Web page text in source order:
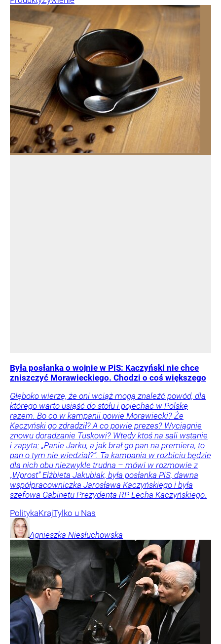
Była posłanka o wojnie w PiS: Kaczyński nie chce
zniszczyć Morawieckiego. Chodzi o coś większego
Głęboko wierzę, że oni wciąż mogą znaleźć powód, dla
którego warto usiąść do stołu i pojechać w Polskę
razem. Bo co w kampanii powie Morawiecki? Że
Kaczyński go zdradził? A co powie prezes? Wyciągnie
znowu doradzanie Tuskowi? Wtedy ktoś na sali wstanie
i zapyta: „Panie Jarku, a jak brał go pan na premiera, to
pan o tym nie wiedział?”. Ta kampania w rozbiciu będzie
dla nich obu niezwykle trudna – mówi w rozmowie z
„Wprost” Elżbieta Jakubiak, była posłanka PiS, dawna
współpracowniczka Jarosława Kaczyńskiego i była
szefowa Gabinetu Prezydenta RP Lecha Kaczyńskiego.
PolitykaKrajTylko u Nas
Agnieszka Niesłuchowska